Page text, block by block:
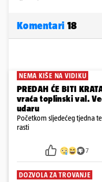
Komentari 18
NEMA KIŠE NA VIDIKU
PREDAH ĆE BITI
vraća toplinski val.
udaru
Početkom sljedećeg tjedna
rasti
7
DOZVOLA ZA TROVANJE